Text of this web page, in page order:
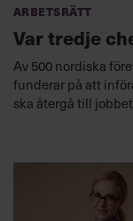
Arbetsrätt
Var tredje
Av 500 nordiska
funderar på att
ska återgå till